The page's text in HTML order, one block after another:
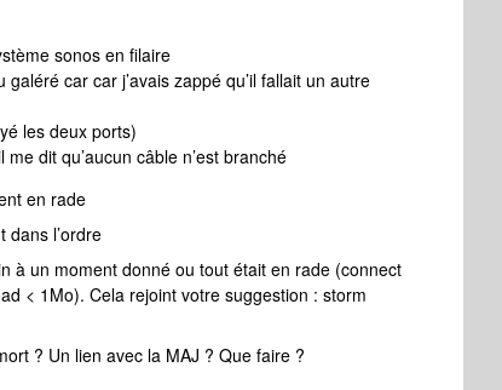
sonos en filaire
car car j’avais zappé qu’il fallait un autre
les deux ports)
dit qu’aucun câble n’est branché
en rade
dans l’ordre
à un moment donné ou tout était en rade (connect
< 1Mo). Cela rejoint votre suggestion : storm
? Un lien avec la MAJ ? Que faire ?